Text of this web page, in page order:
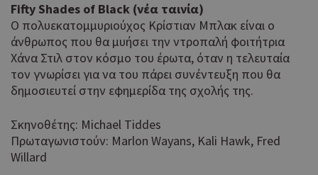
Fifty Shades of Black (νέα ταινία)
Ο πολυεκατομμυριούχος Κρίστιαν Μπλακ είναι ο
άνθρωπος που θα μυήσει την ντροπαλή φοιτήτρια
Χάνα Στιλ στον κόσμο του έρωτα, όταν η τελευταία
τον γνωρίσει για να του πάρει συνέντευξη που θα
δημοσιευτεί στην εφημερίδα της σχολής της.
Σκηνοθέτης: Michael Tiddes
Πρωταγωνιστούν: Marlon Wayans, Kali Hawk, Fred
Willard